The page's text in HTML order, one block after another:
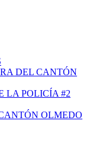
DEL CANTÓN
LA POLICÍA #2
OLMEDO